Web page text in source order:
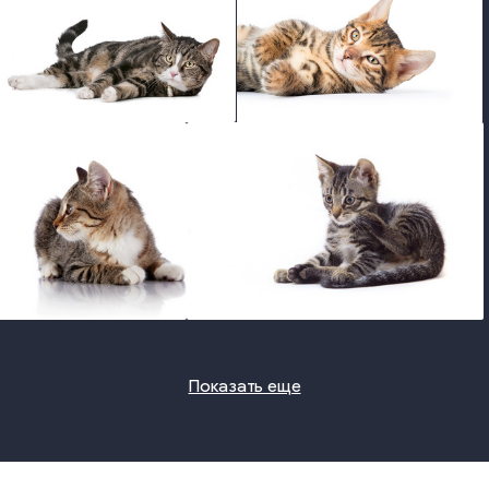
photo photo
photo photo
Показать еще